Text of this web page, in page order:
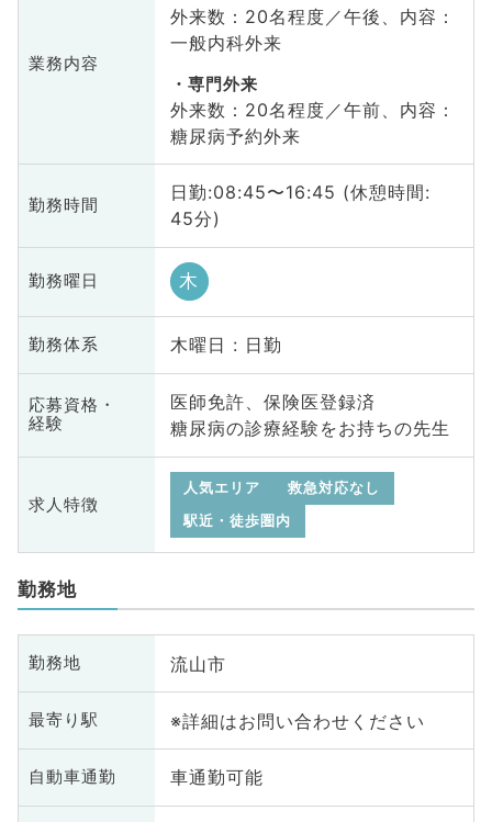
業務内容
外来数：20名程度／午後、内容：
一般内科外来
専門外来
外来数：20名程度／午前、内容：
糖尿病予約外来
勤務時間
日勤:08:45〜16:45 (休憩時間:
45分)
勤務曜日 木
勤務体系 木曜日 : 日勤
応募資格・
経験
医師免許、保険医登録済
糖尿病の診療経験をお持ちの先生
求人特徴
人気エリア
救急対応なし
駅近・徒歩圏内
勤務地
勤務地 流山市
最寄り駅 ※詳細はお問い合わせください
自動車通勤 車通勤可能